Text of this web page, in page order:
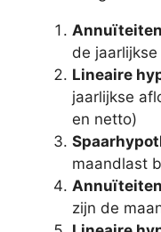
de
Lineaire
jaarlijkse
en netto)
maandlast
zijn de